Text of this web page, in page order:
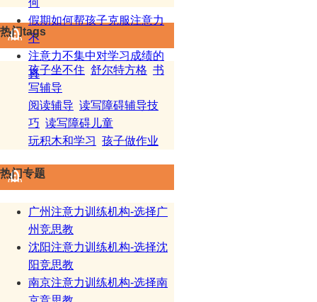
假期如何帮孩子克服注意力
不
注意力不集中对学习成绩的
真
热门tags
孩子坐不住 舒尔特方格 书
写辅导
阅读辅导 读写障碍辅导技
巧 读写障碍儿童
玩积木和学习 孩子做作业
热门专题
广州注意力训练机构-选择广
州竞思教
沈阳注意力训练机构-选择沈
阳竞思教
南京注意力训练机构-选择南